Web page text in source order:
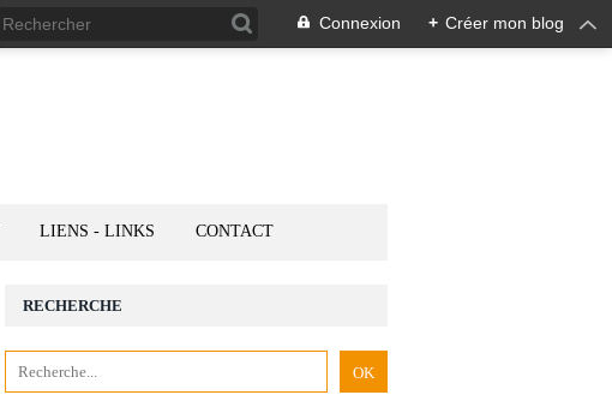
Connexion + Créer mon blog
LIENS - LINKS CONTACT
RECHERCHE